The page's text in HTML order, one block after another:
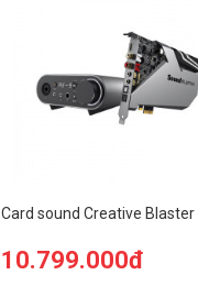
Card sound Creative Blaster
10.799.000đ